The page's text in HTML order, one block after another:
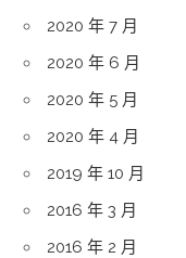
2020 年 7 月
2020 年 6 月
2020 年 5 月
2020 年 4 月
2019 年 10 月
2016 年 3 月
2016 年 2 月